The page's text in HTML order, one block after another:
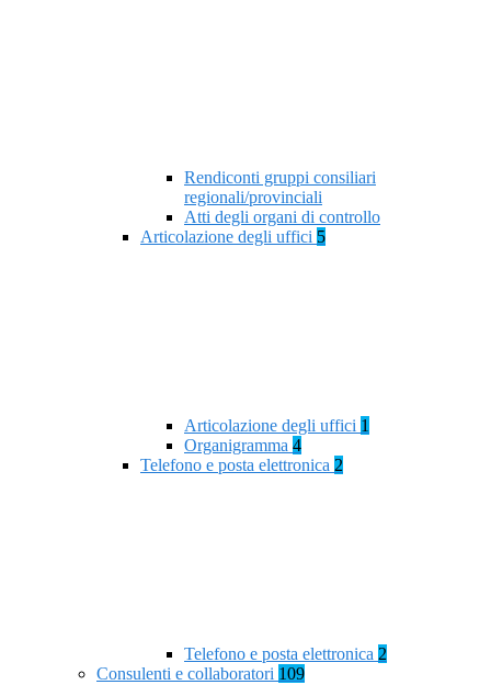
Rendiconti gruppi consiliari
regionali/provinciali
Atti degli organi di controllo
Articolazione degli uffici 5
Articolazione degli uffici 1
Organigramma 4
Telefono e posta elettronica 2
Telefono e posta elettronica 2
Consulenti e collaboratori 109